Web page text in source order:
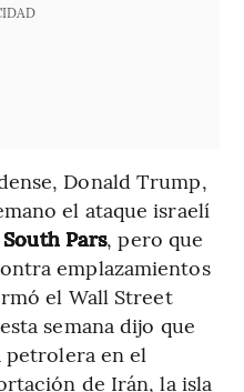
Donald Trump,
el ataque israelí
South Pars, pero que
emplazamientos
el Wall Street
semana dijo que
en el
de Irán, la isla